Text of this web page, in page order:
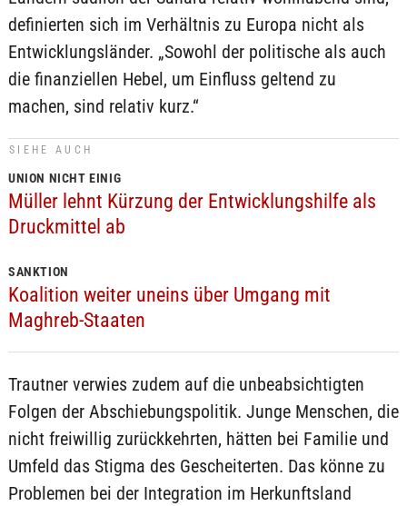
definierten sich im Verhältnis zu Europa nicht als
Entwicklungsländer. „Sowohl der politische als auch
die finanziellen Hebel, um Einfluss geltend zu
machen, sind relativ kurz.“
SIEHE AUCH
UNION NICHT EINIG
Müller lehnt Kürzung der Entwicklungshilfe als
Druckmittel ab
SANKTION
Koalition weiter uneins über Umgang mit
Maghreb-Staaten
Trautner verwies zudem auf die unbeabsichtigten
Folgen der Abschiebungspolitik. Junge Menschen, die
nicht freiwillig zurückkehrten, hätten bei Familie und
Umfeld das Stigma des Gescheiterten. Das könne zu
Problemen bei der Integration im Herkunftsland